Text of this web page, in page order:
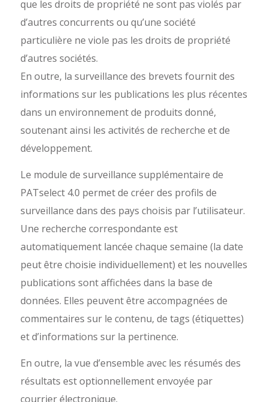
que les droits de propriété ne sont pas violés par
d’autres concurrents ou qu’une société
particulière ne viole pas les droits de propriété
d’autres sociétés.
En outre, la surveillance des brevets fournit des
informations sur les publications les plus récentes
dans un environnement de produits donné,
soutenant ainsi les activités de recherche et de
développement.
Le module de surveillance supplémentaire de
PATselect 4.0 permet de créer des profils de
surveillance dans des pays choisis par l’utilisateur.
Une recherche correspondante est
automatiquement lancée chaque semaine (la date
peut être choisie individuellement) et les nouvelles
publications sont affichées dans la base de
données. Elles peuvent être accompagnées de
commentaires sur le contenu, de tags (étiquettes)
et d’informations sur la pertinence.
En outre, la vue d’ensemble avec les résumés des
résultats est optionnellement envoyée par
courrier électronique.